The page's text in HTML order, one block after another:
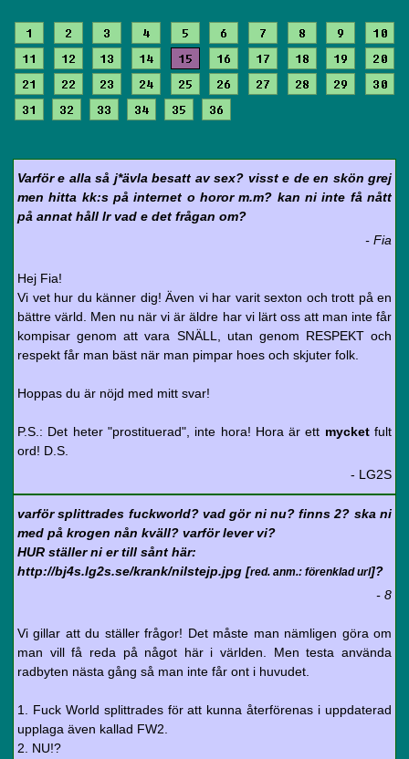
1 2 3 4 5 6 7 8 9
10
11
12 13 14 15 16 17 18 19
20
21
22 23 24 25 26 27 28 29
30
31
32 33 34 35 36
Varför e alla så j*ävla besatt av sex? visst e de en skön grej
men hitta kk:s på internet o horor m.m? kan ni inte få nått
på annat håll lr vad e det frågan om?
- Fia
Hej Fia!
Vi vet hur du känner dig! Även vi har varit sexton och trott på en
bättre värld. Men nu när vi är äldre har vi lärt oss att man inte får
kompisar genom att vara SNÄLL, utan genom RESPEKT och
respekt får man bäst när man pimpar hoes och skjuter folk.
Hoppas du är nöjd med mitt svar!
P.S.: Det heter "prostituerad", inte hora! Hora är ett mycketfult
ord! D.S.
- LG2S
varför splittrades fuckworld? vad gör ni nu? finns 2? ska ni
med på krogen nån kväll? varför lever vi?
HUR ställer ni er till sånt här:
http://bj4s.lg2s.se/krank/nilstejp.jpg [red. anm.: förenklad url]?
- 8
Vi gillar att du ställer frågor! Det måste man nämligen göra om
man vill få reda på något här i världen. Men testa använda
radbyten nästa gång så man inte får ont i huvudet.
1. Fuck World splittrades för att kunna återförenas i uppdaterad
upplaga även kallad FW2.
2. NU!?